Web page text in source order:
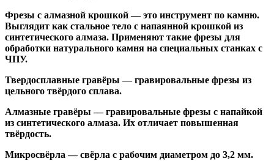
Фрезы с алмазной крошкой— это инструмент по камню.
Выглядит как стальное тело с напаянной крошкой из
синтетического алмаза. Применяют такие фрезы для
обработки натурального камня на специальных станках с
ЧПУ.
Твердосплавные гравёры — гравировальные фрезы из
цельного твёрдого сплава.
Алмазные гравёры — гравировальные фрезы с напайкой
из синтетического алмаза. Их отличает повышенная
твёрдость.
Микросвёрла — свёрла с рабочим диаметром до 3,2 мм.